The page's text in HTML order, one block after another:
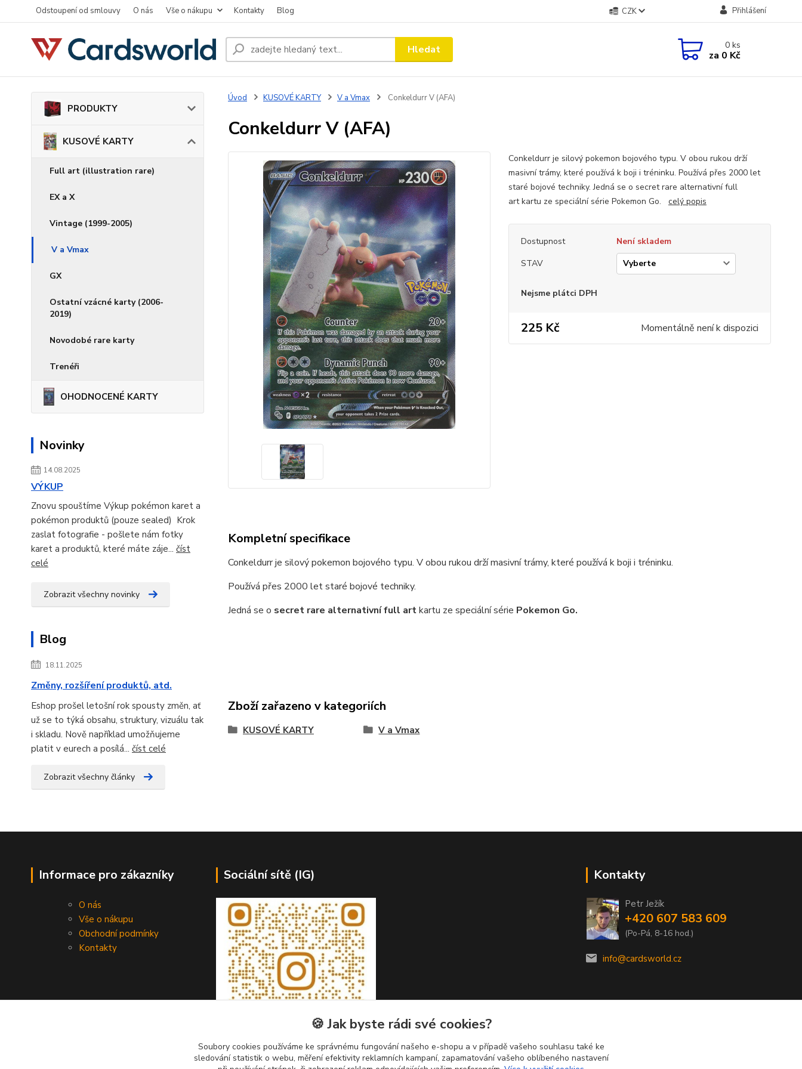
Odstoupení od smlouvy O nás Vše o nákupu Kontakty Blog CZK Přihlášení
Hledat 0ks
za 0 Kč
PRODUKTY
KUSOVÉ KARTY
Full art (illustration rare)
EX a X
Vintage (1999-2005)
V a Vmax
GX
Ostatní vzácné karty (2006-
2019)
Novodobé rare karty
Trenéři
OHODNOCENÉ KARTY
Novinky
14.08.2025
VÝKUP
Znovu spouštíme Výkup pokémon karet a
pokémon produktů (pouze sealed) Krok
zaslat fotografie - pošlete nám fotky
karet a produktů, které máte záje... číst
celé
Zobrazit všechny novinky
Blog
18.11.2025
Změny, rozšíření produktů, atd.
Eshop prošel letošní rok spousty změn, ať
už se to týká obsahu, struktury, vizuálu tak
i skladu. Nově například umožňujeme
platit v eurech a posílá... číst celé
Zobrazit všechny články
Úvod KUSOVÉ KARTY V a Vmax Conkeldurr V (AFA)
Conkeldurr V (AFA)
Conkeldurr je silový pokemon bojového typu. V obou rukou drží
masivní trámy, které používá k boji i tréninku. Používá přes 2000 let
staré bojové techniky. Jedná se o secret rare alternativní full
art kartu ze speciální série Pokemon Go. celý popis
Dostupnost
Není skladem
STAV
Nejsme plátci DPH
225 Kč Momentálně není k dispozici
Kompletní specifikace
Conkeldurr je silový pokemon bojového typu. V obou rukou drží masivní trámy, které používá k boji i tréninku.
Používá přes 2000 let staré bojové techniky.
Jedná se o secret rare alternativnífull artkartu ze speciální série Pokemon Go.
Zboží zařazeno v kategoriích
KUSOVÉ KARTY V a Vmax
Informace pro zákazníky
O nás
Vše o nákupu
Obchodní podmínky
Kontakty
Sociální sítě (IG) Kontakty
Petr Ježík
+420 607 583 609
(Po-Pá, 8-16 hod.)
info@cardsworld.cz
🍪 Jak byste rádi své cookies?
Soubory cookies používáme ke správnému fungování našeho e-shopu a v případě vašeho souhlasu také ke
sledování statistik o webu, měření efektivity reklamních kampaní, zapamatování vašeho oblíbeného nastavení